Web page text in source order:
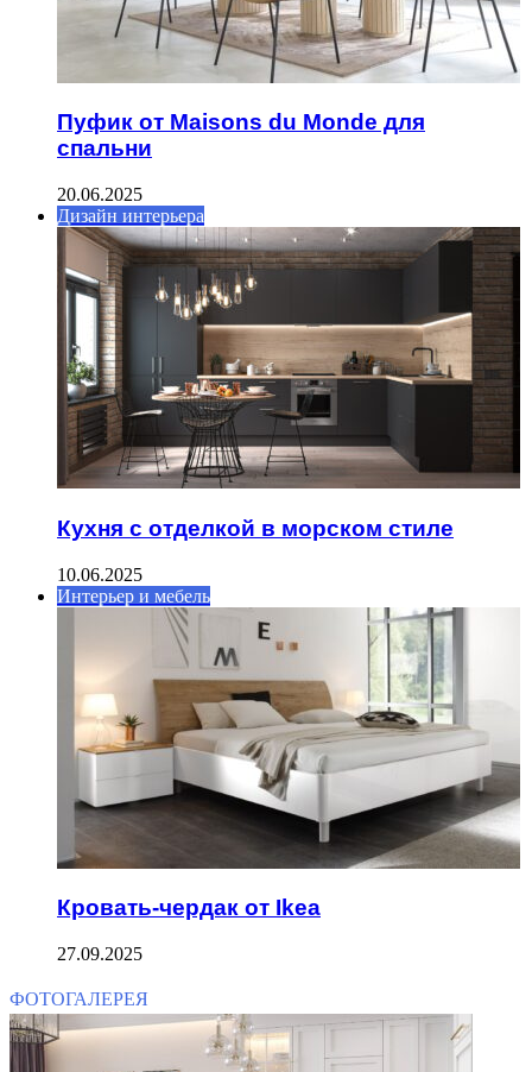
Пуфик от Maisons du Monde для
спальни
20.06.2025
Дизайн интерьера
Кухня с отделкой в морском стиле
10.06.2025
Интерьер и мебель
Кровать-чердак от Ikea
27.09.2025
ФОТОГАЛЕРЕЯ